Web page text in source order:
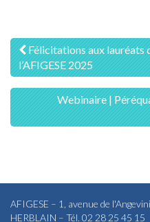
Navigation
des
articles
Félicitations aux lauréats
l’AFIGESE 2025
Webinaire |
AFIGESE – 1, avenue de
HERBLAIN – Tél. 02 28 25 45 15